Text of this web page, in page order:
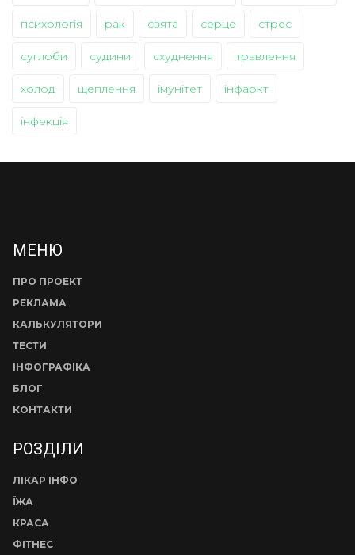
психологія рак свята серце стрес
суглоби судини схуднення травлення
холод щеплення імунітет інфаркт
інфекція
МЕНЮ
ПРО ПРОЕКТ
РЕКЛАМА
КАЛЬКУЛЯТОРИ
ТЕСТИ
ІНФОГРАФІКА
БЛОГ
КОНТАКТИ
РОЗДІЛИ
ЛІКАР ІНФО
ЇЖА
КРАСА
ФІТНЕС